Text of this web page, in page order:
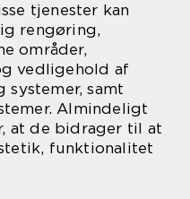
tjenester kan
rengøring,
områder,
vedligehold af
systemer, samt
Almindeligt
at de bidrager til at
funktionalitet